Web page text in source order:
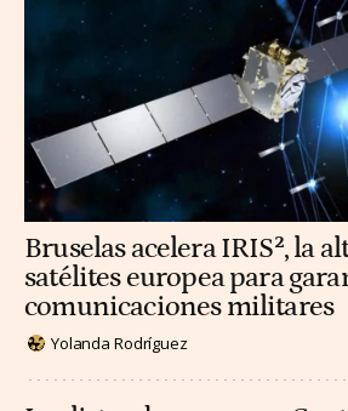
Bruselas acelera IRIS², la
satélites europea para
comunicaciones militares
Yolanda Rodríguez